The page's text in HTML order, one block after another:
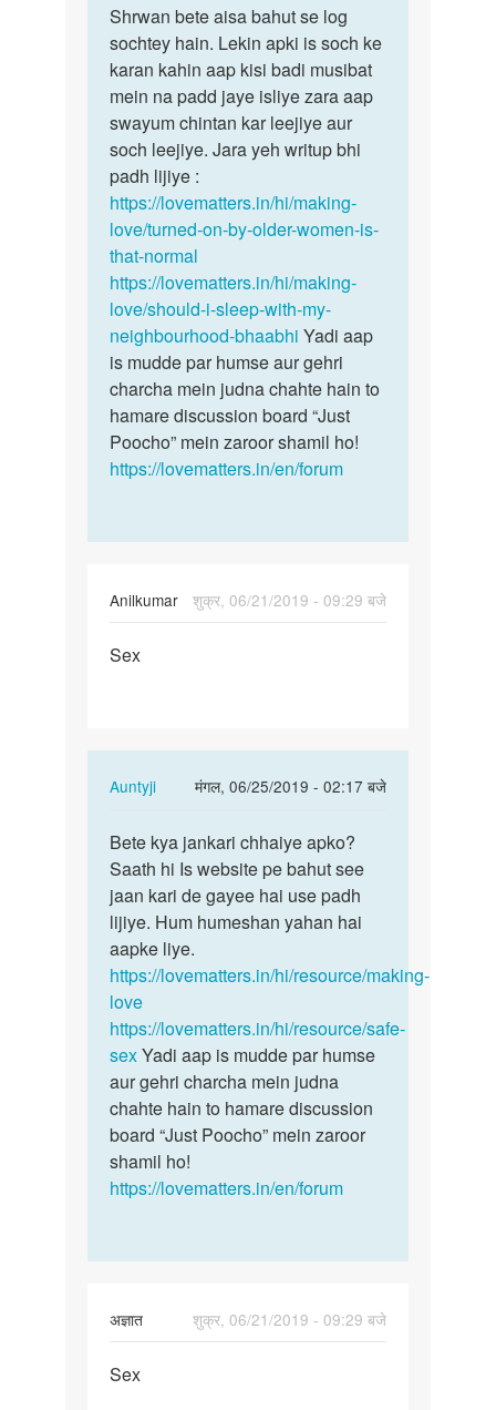
to
Kisi
ki
wife
ke
sath
sex
kre…
by
Shrwan
Shrwan
bete
aisa
bahut
se…
Shrwan bete aisa bahut se log
sochtey hain. Lekin apki is soch ke
karan kahin aap kisi badi musibat
mein na padd jaye isliye zara aap
swayum chintan kar leejiye aur
soch leejiye. Jara yeh writup bhi
padh lijiye :
https://lovematters.in/hi/making-
love/turned-on-by-older-women-is-
that-normal
https://lovematters.in/hi/making-
love/should-i-sleep-with-my-
neighbourhood-bhaabhi Yadi aap
is mudde par humse aur gehri
charcha mein judna chahte hain to
hamare discussion board “Just
Poocho” mein zaroor shamil ho!
https://lovematters.in/en/forum
Anilkumar
शुक्र, 06/21/2019 - 09:29 बजे
Sex
Sex
Auntyji
मंगल, 06/25/2019 - 02:17 बजे
In
to
Sex
by
Anilkumar
Bete
kya
jankari
chhaiye…
Bete kya jankari chhaiye apko?
Saath hi Is website pe bahut see
jaan kari de gayee hai use padh
lijiye. Hum humeshan yahan hai
aapke liye.
https://lovematters.in/hi/resource/making-
love
https://lovematters.in/hi/resource/safe-
sexYadi aap is mudde par humse
aur gehri charcha mein judna
chahte hain to hamare discussion
board “Just Poocho” mein zaroor
shamil ho!
https://lovematters.in/en/forum
अज्ञात
शुक्र, 06/21/2019 - 09:29 बजे
Sex
Sex